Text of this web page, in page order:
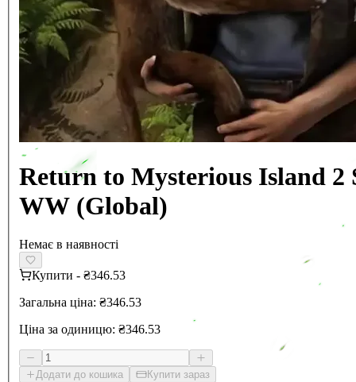
Return to Mysterious Island 2
WW (Global)
Немає в наявності
Купити - ₴346.53
Загальна ціна: ₴346.53
Ціна за одиницю: ₴346.53
Додати до кошика Купити зараз